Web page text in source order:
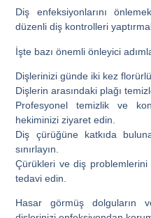
Diş enfeksiyonlarını
düzenli diş kontrolleri
İşte bazı önemli önleyici
Dişlerinizi günde iki kez
Dişlerin arasındaki plağı
Profesyonel temizlik ve
hekiminizi ziyaret edin.
Diş çürüğüne katkıda
sınırlayın.
Çürükleri ve diş
tedavi edin.
Hasar görmüş dolguların